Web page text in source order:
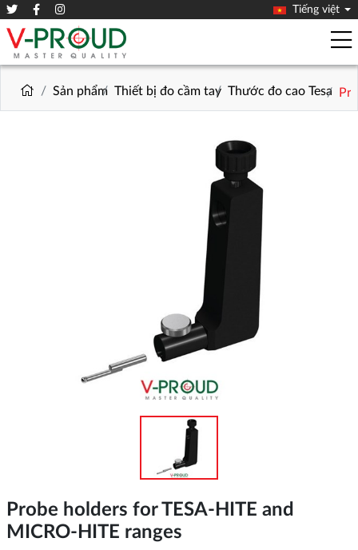
Tiếng việt
Sản phẩm Thiết bị đo cầm tay Thước đo cao Tesa
Probe holders for TESA-HITE and
MICRO-HITE ranges